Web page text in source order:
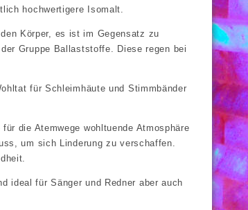
hochwertigere Isomalt.
Körper, es ist im Gegensatz zu
Gruppe Ballaststoffe. Diese regen bei
für Schleimhäute und Stimmbänder
die Atemwege wohltuende Atmosphäre
um sich Linderung zu verschaffen.
ideal für Sänger und Redner aber auch